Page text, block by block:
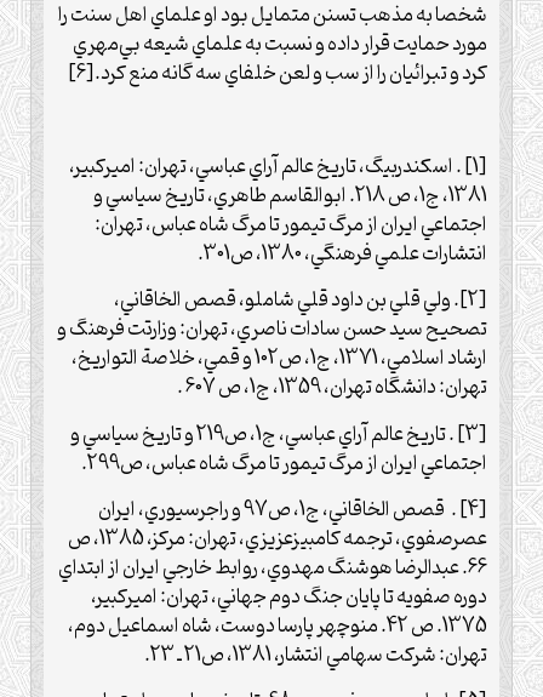
شخصا به مذهب تسنن متمايل بوداو علماي اهل سنت را
مورد حمايت قرار داده و نسبت به علماي شيعه بي‌مهري
كرد و تبرائيان را از سب و لعن خلفاي سه گانه منع كرد.[6]
[1]
.اسكندربيگ، تاريخ عالم آراي عباسي، تهران: اميركبير،
1381، ج1، ص 218. ابوالقاسم طاهري، تاريخ سياسي و
اجتماعي ايران از مرگ تيمور تا مرگ شاه عباس، تهران:
انتشارات علمي فرهنگي، 1380، ص301.
[2]
.‌ولي قلي بن داود قلي شاملو، قصص الخاقاني،
تصحيح سيد حسن سادات ناصري، تهران: وزارتت فرهنگ و
ارشاد اسلامي، 1371، ج1، ص102 و قمي، خلاصةالتواريخ،
تهران: دانشگاه تهران، 1359، ج1، ص 607 .
[3]
.تاريخ عالم آراي عباسي، ج1، ص219 و تاريخ سياسي و
اجتماعي ايران از مرگ تيمور تا مرگ شاه عباس، ص299.
[4]
. قصص الخاقاني، ج1، ص97 و راجرسيوري، ايران
عصرصفوي، ترجمه كامبيزعزيزي، تهران: مركز، 1385، ص
66. عبدالرضا هوشنگ مهدوي، روابط خارجي ايران از ابتداي
دوره صفويه تا پايان جنگ دوم جهاني، تهران: اميركبير،
1375. ص 42. منوچهر پارسا دوست، شاه اسماعيل دوم،
تهران: شركت سهامي انتشار، 1381، ص21 ـ 23.